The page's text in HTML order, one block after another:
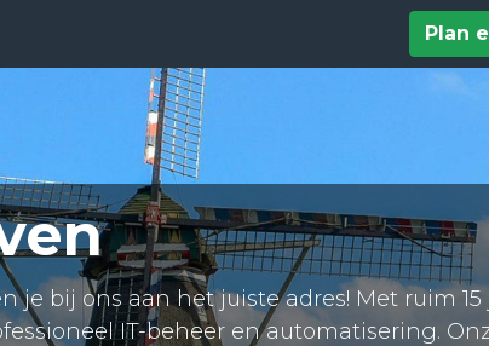
Plan
je bij ons aan het juiste adres! Met ruim 15
IT-beheer en automatisering.